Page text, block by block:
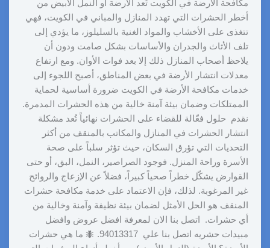
مكافحة الارضة في الكويت تُعد الأرضة أو النمل الأبيض من
أخطر الحشرات التي تهدد المنازل والمباني في الكويت، فهي
تتغذى على الأخشاب والمواد الغنية بالسليلوز، ما يؤدي إلى
تلف الأثاث والجدران والأساسات بشكل صامت ودون أن
يلاحظ أصحاب المنازل ذلك إلا بعد فوات الأوان. ومع ارتفاع
معدلات انتشار الأرضة في بعض المناطق، أصبح اللجوء إلى
خدمات مكافحة الأرضة في الكويت ضرورة أساسية لحماية
الممتلكات وضمان بيئة آمنة خالية من هذه الحشرات المدمرة.
نقدم حلول فعّالة للقضاء على الحشرات نهائياً تُعد مشكلة
انتشار الحشرات في المنازل والمكاتب بالمنقف من أكثر
التحديات التي تؤرق السكان، حيث تؤثر سلباً على صحة
الأسرة وراحة المنزل. فوجود الصراصير، النمل، البق، أو حتى
القوارض يشكّل خطراً صحياً كبيراً، فضلاً عن الإزعاج والروائح
غير المرغوبة. لذلك، فإن الاعتماد على خدمة مكافحة حشرات
المنقف هو الحل الأمثل لضمان بيئة نظيفة وآمنة وخالية من
أي حشرات. اتصل بنا الان لمعرفة افضل عروض وافضل
مبيدات حشريه اتصل بنا علي 94013317. 🐜 ما هي حشرات